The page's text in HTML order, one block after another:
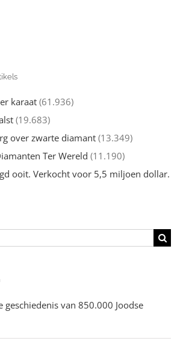
karaat (61.936)
(19.683)
over zwarte diamant (13.349)
Ter Wereld (11.190)
ooit. Verkocht voor 5,5 miljoen dollar.
geschiedenis van 850.000 Joodse